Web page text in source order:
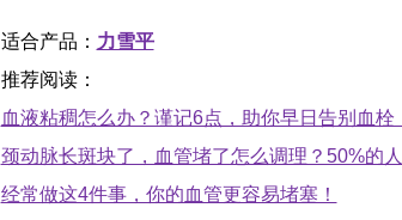
适合产品： 力雪平
推荐阅读：
血液粘稠怎么办？谨记6点，助你早日告别血栓
颈动脉长斑块了，血管堵了怎么调理？50%的
经常做这4件事，你的血管更容易堵塞！